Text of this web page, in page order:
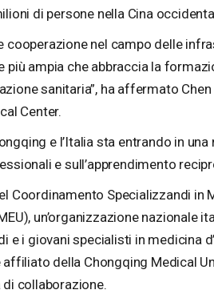
di persone nella Cina
cooperazione nel campo delle
più ampia che abbraccia la
sanitaria”, ha affermato
Center.
e l’Italia sta entrando in una
e sull’apprendimento
Coordinamento Specializzandi in
un’organizzazione nazionale
e i giovani specialisti in medicina
della Chongqing Medical
collaborazione.